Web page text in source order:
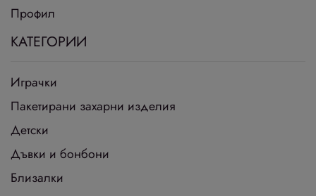
Профил
КАТЕГОРИИ
Играчки
Пакетирани захарни изделия
Детски
Дъвки и бонбони
Близалки